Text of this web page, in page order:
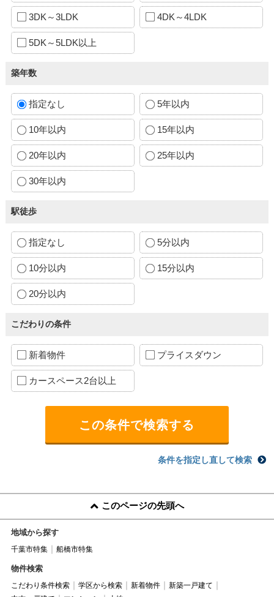
3DK～3LDK 4DK～4LDK
5DK～5LDK以上
築年数
指定なし 5年以内
10年以内 15年以内
20年以内 25年以内
30年以内
駅徒歩
指定なし 5分以内
10分以内 15分以内
20分以内
こだわりの条件
新着物件 プライスダウン
カースペース2台以上
条件を指定し直して検索
このページの先頭へ
地域から探す
千葉市特集 船橋市特集
物件検索
こだわり条件検索 学区から検索 新着物件
新築一戸建て